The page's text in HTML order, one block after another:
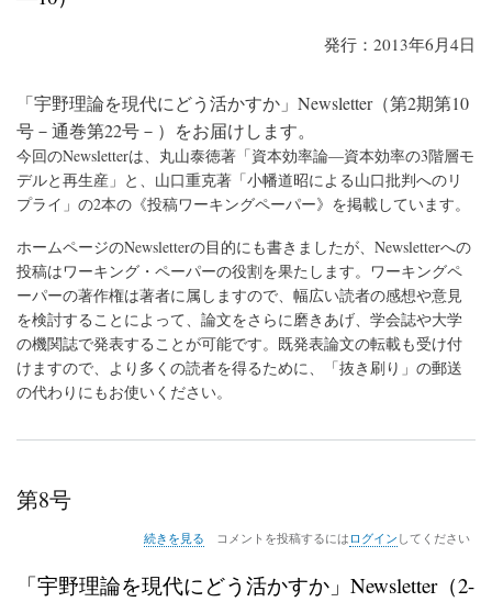
発行：2013年6月4日
「宇野理論を現代にどう活かすか」Newsletter（第2期第10
号－通巻第22号－）をお届けします。
今回のNewsletterは、丸山泰徳著「資本効率論―資本効率の3階層モ
デルと再生産」と、山口重克著「小幡道昭による山口批判へのリ
プライ」の2本の《投稿ワーキングペーパー》を掲載しています。
ホームページのNewsletterの目的にも書きましたが、Newsletterへの
投稿はワーキング・ペーパーの役割を果たします。ワーキングペ
ーパーの著作権は著者に属しますので、幅広い読者の感想や意見
を検討することによって、論文をさらに磨きあげ、学会誌や大学
の機関誌で発表することが可能です。既発表論文の転載も受け付
けますので、より多くの読者を得るために、「抜き刷り」の郵送
の代わりにもお使いください。
第8号
第
の
続きを見る コメントを投稿するには ログイン してください
「宇野理論を現代にどう活かすか」Newsletter（2-